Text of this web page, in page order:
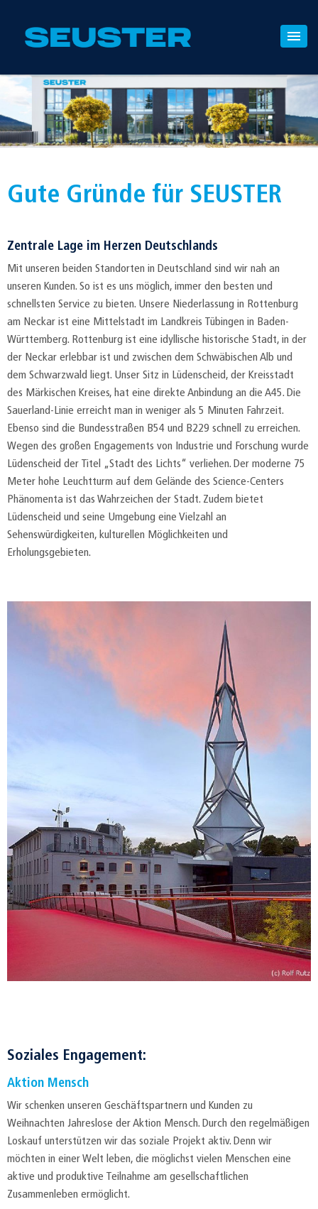
Gute Gründe für SEUSTER
Zentrale Lage im Herzen Deutschlands
Mit unseren beiden Standorten in Deutschland sind wir nah an
unseren Kunden. So ist es uns möglich, immer den besten und
schnellsten Service zu bieten. Unsere Niederlassung in Rottenburg
am Neckar ist eine Mittelstadt im Landkreis Tübingen in Baden-
Württemberg. Rottenburg ist eine idyllische historische Stadt, in der
der Neckar erlebbar ist und zwischen dem Schwäbischen Alb und
dem Schwarzwald liegt. Unser Sitz in Lüdenscheid, der Kreisstadt
des Märkischen Kreises, hat eine direkte Anbindung an die A45. Die
Sauerland-Linie erreicht man in weniger als 5 Minuten Fahrzeit.
Ebenso sind die Bundesstraßen B54 und B229 schnell zu erreichen.
Wegen des großen Engagements von Industrie und Forschung wurde
Lüdenscheid der Titel „Stadt des Lichts“ verliehen. Der moderne 75
Meter hohe Leuchtturm auf dem Gelände des Science-Centers
Phänomenta ist das Wahrzeichen der Stadt. Zudem bietet
Lüdenscheid und seine Umgebung eine Vielzahl an
Sehenswürdigkeiten, kulturellen Möglichkeiten und
Erholungsgebieten.
Soziales Engagement:
Aktion Mensch
Wir schenken unseren Geschäftspartnern und Kunden zu
Weihnachten Jahreslose der Aktion Mensch. Durch den regelmäßigen
Loskauf unterstützen wir das soziale Projekt aktiv. Denn wir
möchten in einer Welt leben, die möglichst vielen Menschen eine
aktive und produktive Teilnahme am gesellschaftlichen
Zusammenleben ermöglicht.